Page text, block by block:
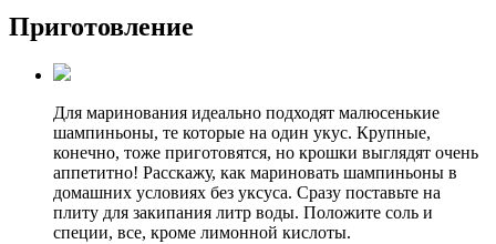
Приготовление
Для маринования идеально подходят малюсенькие
шампиньоны, те которые на один укус. Крупные,
конечно, тоже приготовятся, но крошки выглядят очень
аппетитно! Расскажу, как мариновать шампиньоны в
домашних условиях без уксуса. Сразу поставьте на
плиту для закипания литр воды. Положите соль и
специи, все, кроме лимонной кислоты.